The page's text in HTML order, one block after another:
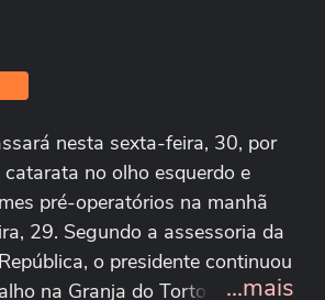
nesta sexta-feira, 30, por
no olho esquerdo e
pré-operatórios na manhã
29. Segundo a assessoria da
o presidente continuou
na Granja do Torto. Durante
...mais